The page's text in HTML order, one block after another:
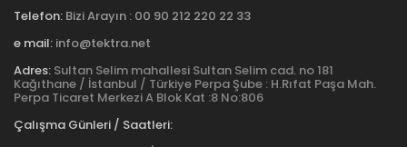
Telefon: Bizi Arayın : 00 90 212 220 22 33
e mail: info@tektra.net
Adres: Sultan Selim mahallesi Sultan Selim cad. no 181
Kağıthane / İstanbul / Türkiye Perpa Şube : H.Rıfat Paşa Mah.
Perpa Ticaret Merkezi A Blok Kat :8 No:806
Çalışma Günleri / Saatleri: